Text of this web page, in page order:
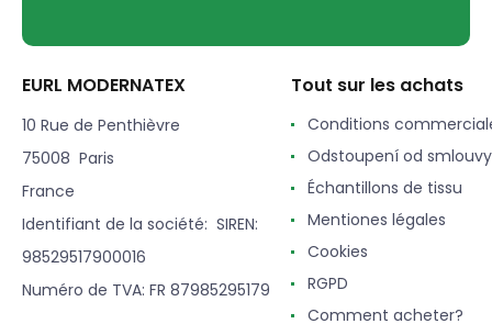
EURL MODERNATEX
10 Rue de Penthièvre
75008 Paris
France
Identifiant de la société: SIREN:
98529517900016
Numéro de TVA: FR 87985295179
Tout sur les achats
Conditions
Odstoupení od smlouvy
Échantillons de tissu
Mentiones légales
Cookies
RGPD
Comment acheter?